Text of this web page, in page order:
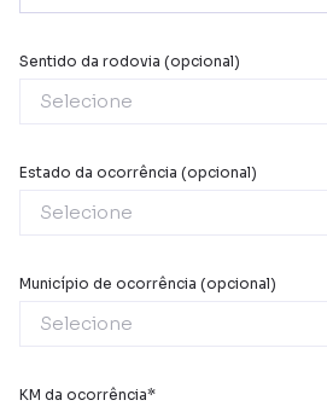
Sentido da rodovia
Selecione
Estado da ocorrência
Selecione
Município de ocorrência
Selecione
KM da ocorrência